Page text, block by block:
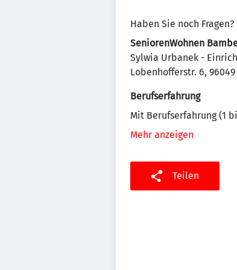
Haben Sie noch
SeniorenWohnen
Sylwia Urbanek -
Lobenhofferstr. 6,
Berufserfahrung
Mit Berufserfahrung (1
Mehr anzeigen
Teilen